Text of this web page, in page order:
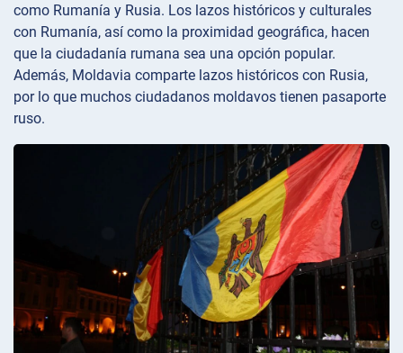
como Rumanía y Rusia. Los lazos históricos y culturales
con Rumanía, así como la proximidad geográfica, hacen
que la ciudadanía rumana sea una opción popular.
Además, Moldavia comparte lazos históricos con Rusia,
por lo que muchos ciudadanos moldavos tienen pasaporte
ruso.